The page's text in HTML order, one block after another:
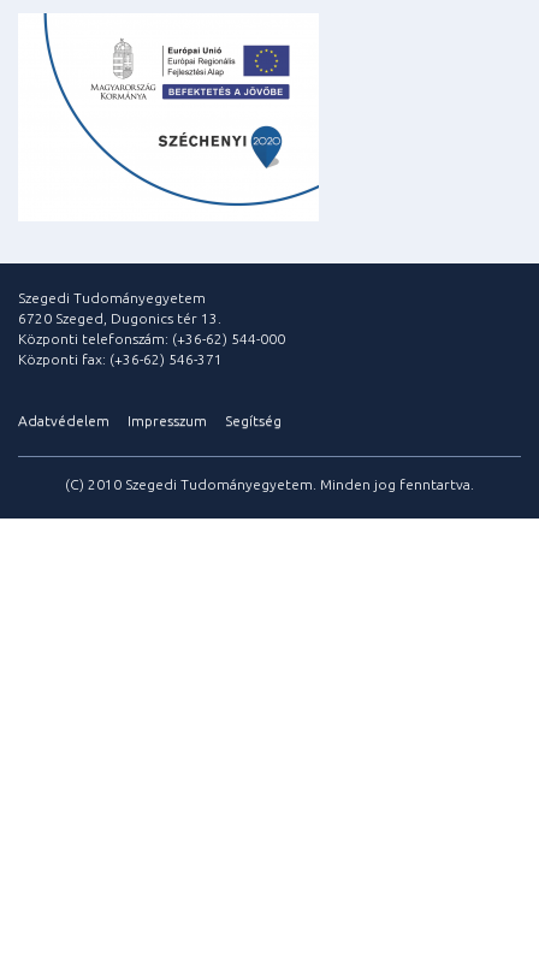
Szegedi Tudományegyetem
6720 Szeged, Dugonics tér 13.
Központi telefonszám: (+36-62) 544-000
Központi fax: (+36-62) 546-371
Adatvédelem Impresszum Segítség
(C) 2010 Szegedi Tudományegyetem. Minden jog fenntartva.